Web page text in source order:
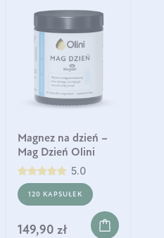
Magnez na dzień –
Mag Dzień Olini
5.0
120 KAPSUŁEK
149,90 zł